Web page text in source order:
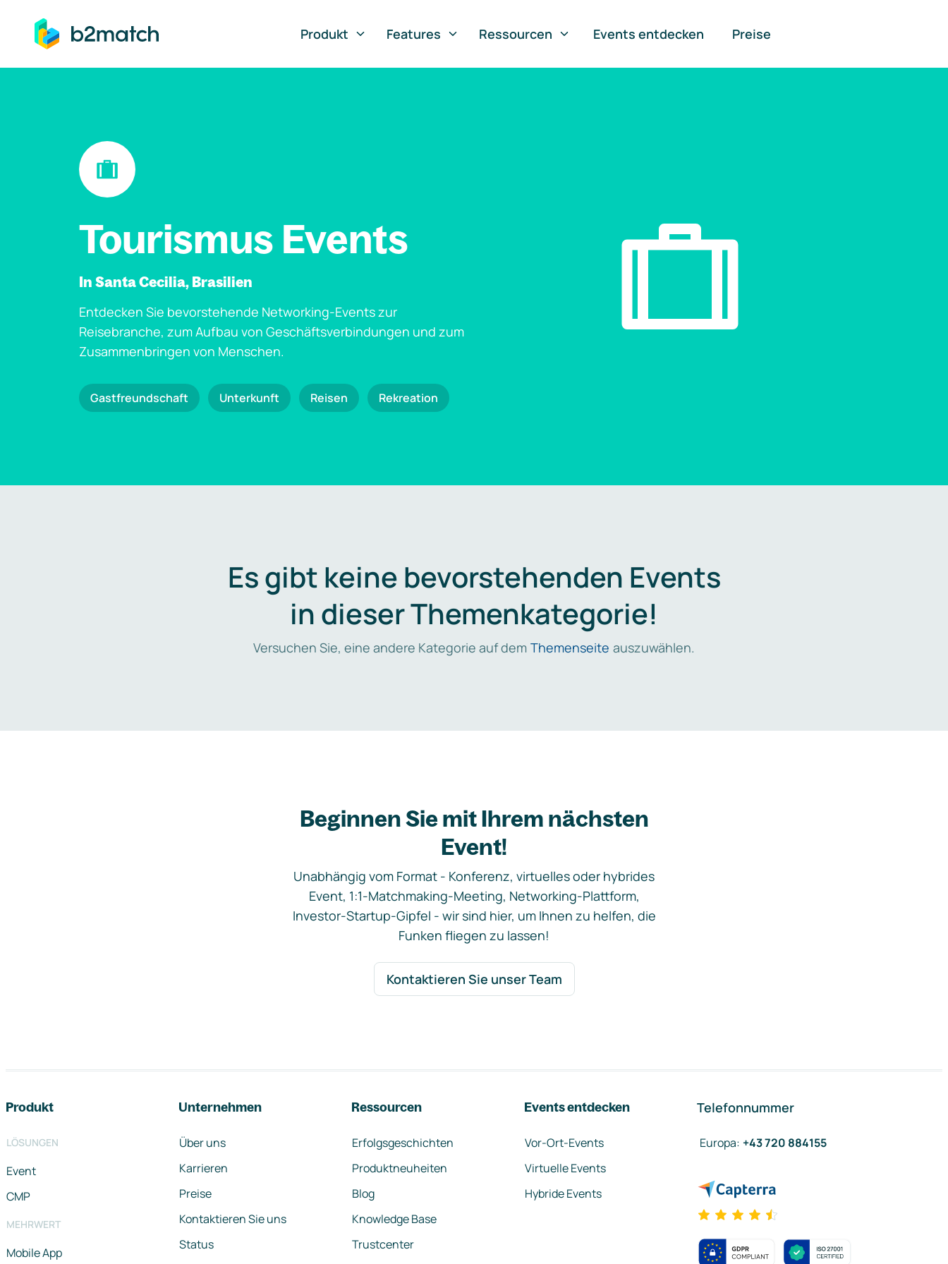
springen
Produkt
Features Ressourcen Events entdecken Preise
Tourismus Events
In Santa Cecilia, Brasilien
Entdecken Sie bevorstehende Networking-Events zur
Reisebranche, zum Aufbau von Geschäftsverbindungen und zum
Zusammenbringen von Menschen.
Gastfreundschaft Unterkunft Reisen Rekreation
Es gibt keine bevorstehenden Events
in dieser Themenkategorie!
Versuchen Sie, eine andere Kategorie auf dem Themenseite auszuwählen.
Beginnen Sie mit Ihrem nächsten
Event!
Unabhängig vom Format - Konferenz, virtuelles oder hybrides
Event, 1:1-Matchmaking-Meeting, Networking-Plattform,
Investor-Startup-Gipfel - wir sind hier, um Ihnen zu helfen, die
Funken fliegen zu lassen!
Kontaktieren Sie unser Team
Produkt
LÖSUNGEN
Event
CMP
MEHRWERT
Mobile App
Unternehmen
Über uns
Karrieren
Preise
Kontaktieren Sie uns
Status
Ressourcen
Erfolgsgeschichten
Produktneuheiten
Blog
Knowledge Base
Trustcenter
Events entdecken
Vor-Ort-Events
Virtuelle Events
Hybride Events
Telefonnummer
Europa: +43 720 884155